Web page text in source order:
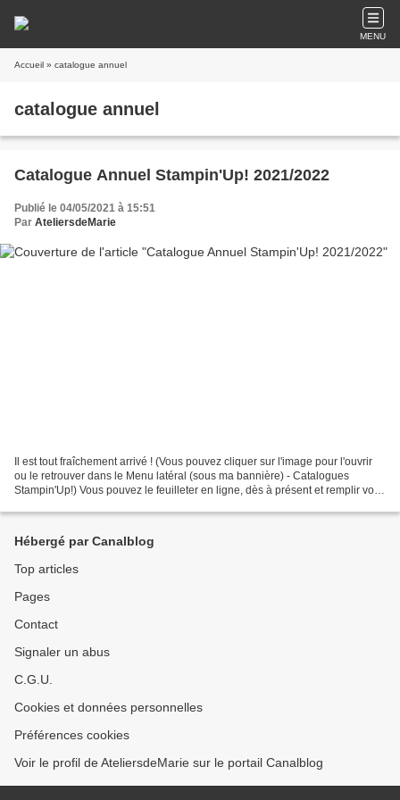
MENU
Accueil » catalogue annuel
catalogue annuel
Catalogue Annuel Stampin'Up! 2021/2022
Publié le 04/05/2021 à 15:51
Par AteliersdeMarie
Il est tout fraîchement arrivé ! (Vous pouvez cliquer sur l'image pour l'ouvrir
ou le retrouver dans le Menu latéral (sous ma bannière) - Catalogues
Stampin'Up!) Vous pouvez le feuilleter en ligne, dès à présent et remplir vos
Hébergé par Canalblog
Top articles
Pages
Contact
Signaler un abus
C.G.U.
Cookies et données personnelles
Préférences cookies
Voir le profil de AteliersdeMarie sur le portail Canalblog